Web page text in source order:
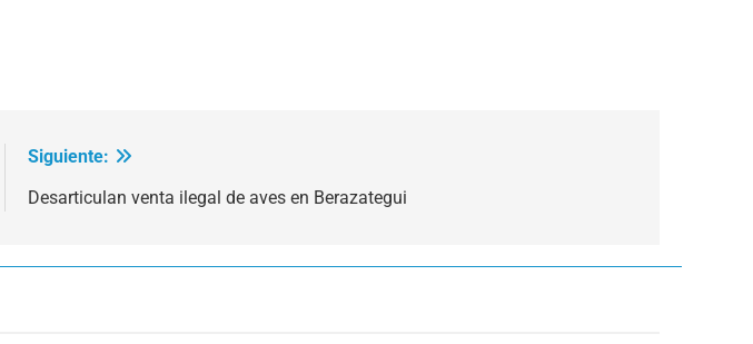
Siguiente:
Desarticulan venta ilegal de aves en Berazategui